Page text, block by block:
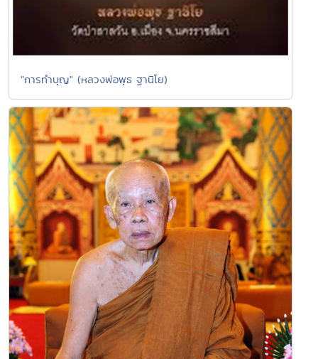
"การทำบุญ" (หลวงพ่อพุธ ฐานิโย)